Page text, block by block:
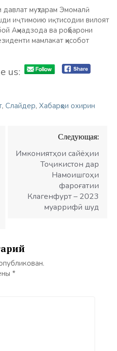
муҳтарам Эмомалӣ
иҷтимоию иқтисодии вилоят
Аҳмадзода ва роҳбарони
мамлакат ҳисобот
us:
, Слайдер, Хабарҳои охирин
Следующая:
Имкониятҳои сайёҳии
Тоҷикистон дар
Намоишгоҳи
фароғатии
Клагенфурт – 2023
муаррифӣ шуд
*